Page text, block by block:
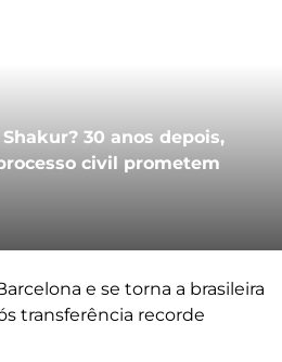
30 anos depois,
civil prometem